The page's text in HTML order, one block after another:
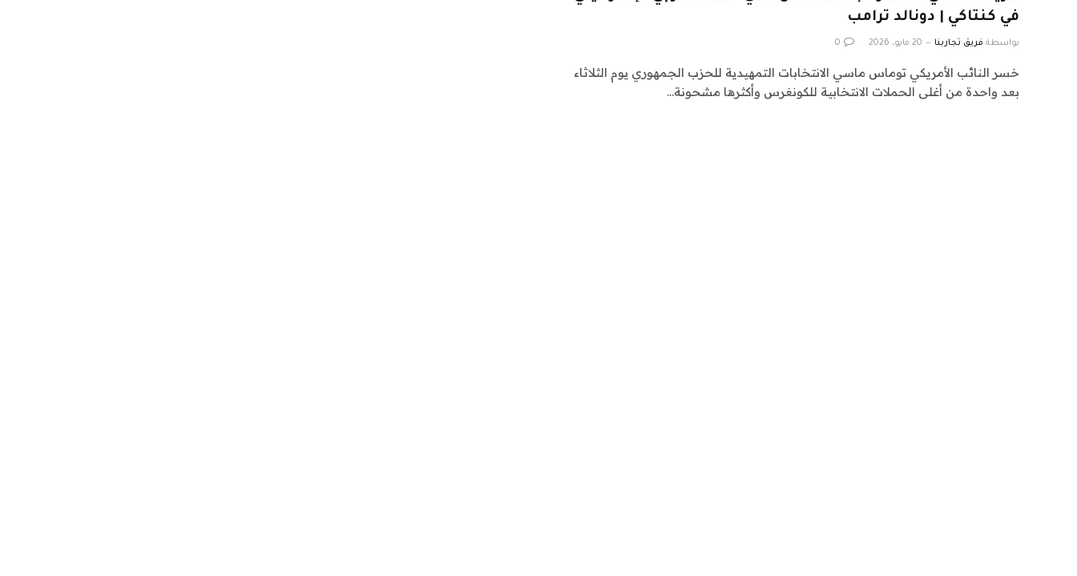
في كنتاكي | دونالد ترامب
بواسطة فريق تجاربنا 20 مايو، 2026 0
خسر النائب الأمريكي توماس ماسي الانتخابات التمهيدية للحزب الجمهوري يوم الثلاثاء
بعد واحدة من أغلى الحملات الانتخابية للكونغرس وأكثرها مشحونة…